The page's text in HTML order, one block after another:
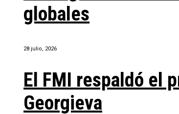
globales
28 julio, 2026
El FMI respaldó el
Georgieva